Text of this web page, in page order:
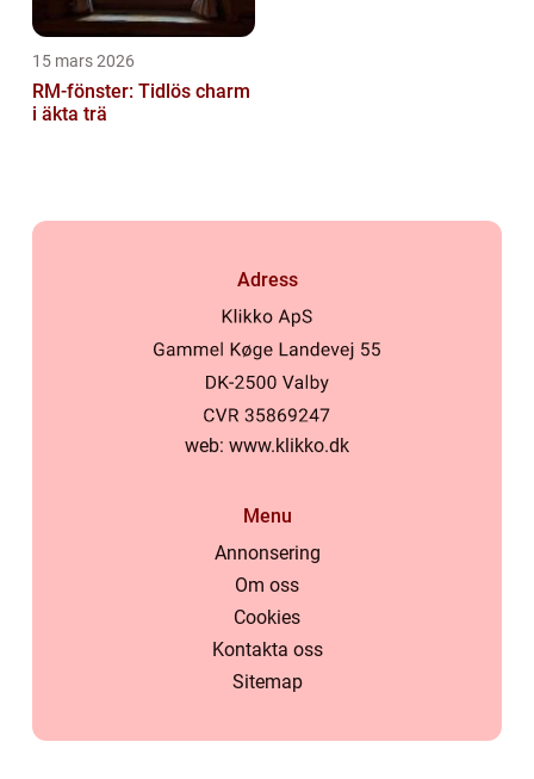
15 mars 2026
RM-fönster: Tidlös charm
i äkta trä
Adress
web: www.klikko.dk
Menu
Annonsering
Om oss
Cookies
Kontakta oss
Sitemap